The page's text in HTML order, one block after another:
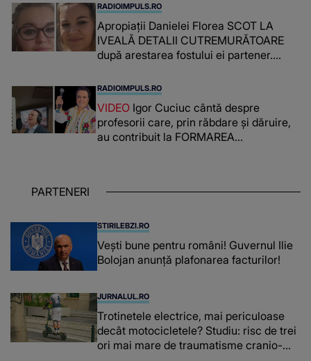
RADIOIMPULS.RO
Apropiații Danielei Florea SCOT LA
IVEALĂ DETALII CUTREMURĂTOARE
după arestarea fostului ei partener.
românca ucisă în Italia și ascunsă în
lada unui pat: " Îmi pare rău că nu am
reușit să fac mai mult pentru ea și..."
RADIOIMPULS.RO
VIDEO Igor Cuciuc cântă despre
profesorii care, prin răbdare și dăruire,
au contribuit la FORMAREA
chiar și după trecerea anilor: "De
PARTENERI
STIRILEBZI.RO
Vești bune pentru români! Guvernul Ilie
Bolojan anunță plafonarea facturilor!
JURNALUL.RO
Trotinetele electrice, mai periculoase
decât motocicletele? Studiu: risc de trei
ori mai mare de traumatisme cranio-